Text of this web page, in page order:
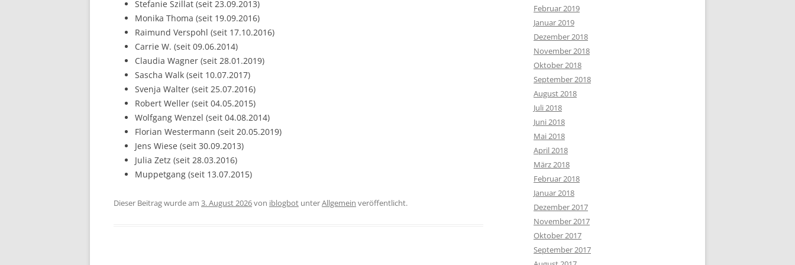
Stefanie Szillat (seit 23.09.2013)
Monika Thoma (seit 19.09.2016)
Raimund Verspohl (seit 17.10.2016)
Carrie W. (seit 09.06.2014)
Claudia Wagner (seit 28.01.2019)
Sascha Walk (seit 10.07.2017)
Svenja Walter (seit 25.07.2016)
Robert Weller (seit 04.05.2015)
Wolfgang Wenzel (seit 04.08.2014)
Florian Westermann (seit 20.05.2019)
Jens Wiese (seit 30.09.2013)
Julia Zetz (seit 28.03.2016)
Muppetgang (seit 13.07.2015)
Dieser Beitrag wurde am 3. August 2026von iblogbot unterAllgemein veröffentlicht.
Februar 2019
Januar 2019
Dezember 2018
November 2018
Oktober 2018
September 2018
August 2018
Juli 2018
Juni 2018
Mai 2018
April 2018
März 2018
Februar 2018
Januar 2018
Dezember 2017
November 2017
Oktober 2017
September 2017